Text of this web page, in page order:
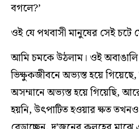
বগলে?’
ওই যে পথবাসী মানুষের সেই চটে
আমি চমকে উঠলাম। ওই অবাঙালি
ভিক্ষুকজীবনে অভ্যস্ত হয়ে
অসম্মানে অভ্যস্ত হয়ে গিয়েছি,
হয়নি, উৎপাটিত হওয়ার ক্ষত